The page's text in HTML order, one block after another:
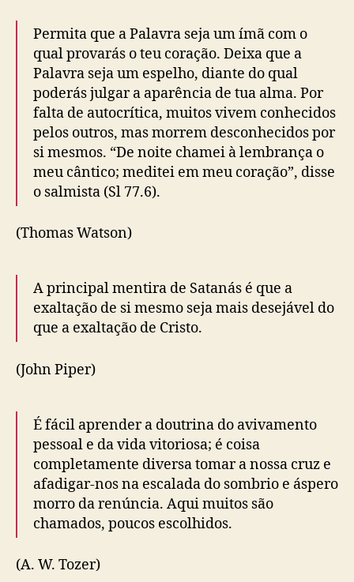
Permita que a Palavra seja um ímã com o
qual provarás o teu coração. Deixa que a
Palavra seja um espelho, diante do qual
poderás julgar a aparência de tua alma. Por
falta de autocrítica, muitos vivem conhecidos
pelos outros, mas morrem desconhecidos por
si mesmos. “De noite chamei à lembrança o
meu cântico; meditei em meu coração”, disse
o salmista (Sl 77.6).
(Thomas Watson)
A principal mentira de Satanás é que a
exaltação de si mesmo seja mais desejável do
que a exaltação de Cristo.
(John Piper)
É fácil aprender a doutrina do avivamento
pessoal e da vida vitoriosa; é coisa
completamente diversa tomar a nossa cruz e
afadigar-nos na escalada do sombrio e áspero
morro da renúncia. Aqui muitos são
chamados, poucos escolhidos.
(A. W. Tozer)